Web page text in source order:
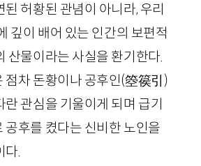
허황된 관념이 아니라, 우리
깊이 배어 있는 인간의 보편적
산물이라는 사실을 환기한다.
점차 돈황이나 공후인(箜篌引 )
관심을 기울이게 되며 급기
공후를 켰다는 신비한 노인을
다.